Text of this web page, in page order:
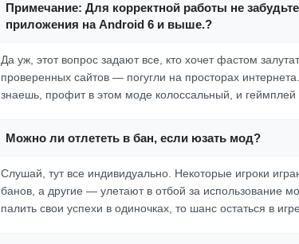
Примечание: Для корректной работы не
приложения на Android 6 и выше.?
Да уж, этот вопрос задают все, кто хочет фастом
проверенных сайтов — погугли на просторах
знаешь, профит в этом моде колоссальный, и геймплей
Можно ли отлететь в бан, если юзать мод?
Слушай, тут все индивидуально. Некоторые игроки
банов, а другие — улетают в отбой за использование
палить свои успехи в одиночках, то шанс остаться в